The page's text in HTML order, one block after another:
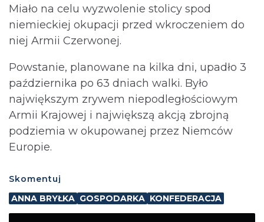
Miało na celu wyzwolenie stolicy spod
niemieckiej okupacji przed wkroczeniem do
niej Armii Czerwonej.
Powstanie, planowane na kilka dni, upadło 3
października po 63 dniach walki. Było
największym zrywem niepodległościowym
Armii Krajowej i największą akcją zbrojną
podziemia w okupowanej przez Niemców
Europie.
Skomentuj
ANNA BRYŁKA GOSPODARKA KONFEDERACJA